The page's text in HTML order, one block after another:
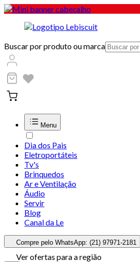
Buscar por produto ou marca
Menu
Dia dos Pais
Eletroportáteis
Tv's
Brinquedos
Ar e Ventilação
Áudio
Servir
Blog
Canal da Le
Compre pelo WhatsApp: (21) 97971-2181
Ver ofertas para a região